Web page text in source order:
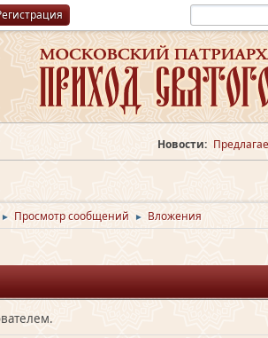
Новости:
► Просмотр сообщений ► Вложения